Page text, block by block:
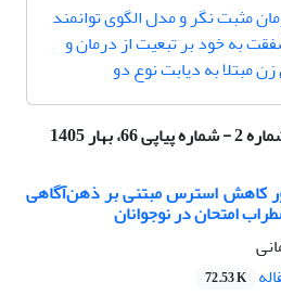
مثبت نگر و مدل الگوی توانمند
به خود بر تبعیت از درمان و
مبتلا به دیابت نوع دو
کاهش استرس مبتنی بر ذهن‌آگاهی
امتحان در نوجوانان
72.53 K